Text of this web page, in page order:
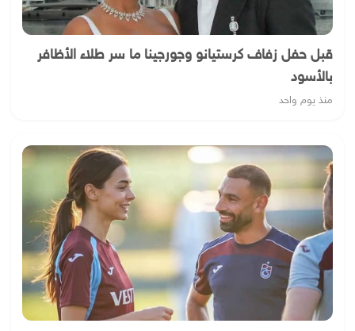
قبل حفل زفاف كرستيانو وجورجينا ما سر طلاء الأظافر
بالأسود
منذ يوم واحد